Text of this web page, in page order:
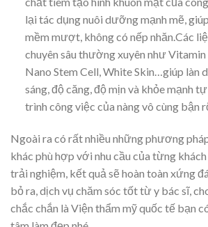
lại tác dụng nuôi dưỡng mạnh mẽ,
mềm mượt, không có nếp nhăn.Các
chuyên sâu thường xuyên như Vitamin
Nano Stem Cell, White Skin…giúp làn
sáng, độ căng, độ mịn và khỏe mạnh
trình công việc của nàng vô cùng bận
Ngoài ra có rất nhiều những phương
khác phù hợp với nhu cầu của từng
trải nghiệm, kết quả sẽ hoàn toàn xứng
bỏ ra, dịch vụ chăm sóc tốt từ y bác sĩ,
chắc chắn là Viện thẩm mỹ quốc tế bạn